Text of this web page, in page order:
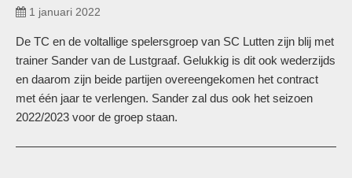
1 januari 2022
De TC en de voltallige spelersgroep van SC Lutten zijn blij met
trainer Sander van de Lustgraaf. Gelukkig is dit ook wederzijds
en daarom zijn beide partijen overeengekomen het contract
met één jaar te verlengen. Sander zal dus ook het seizoen
2022/2023 voor de groep staan.